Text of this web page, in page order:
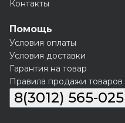
Контакты
Помощь
Условия оплаты
Условия доставки
Гарантия на товар
Правила продажи товаров
8(3012) 565-025